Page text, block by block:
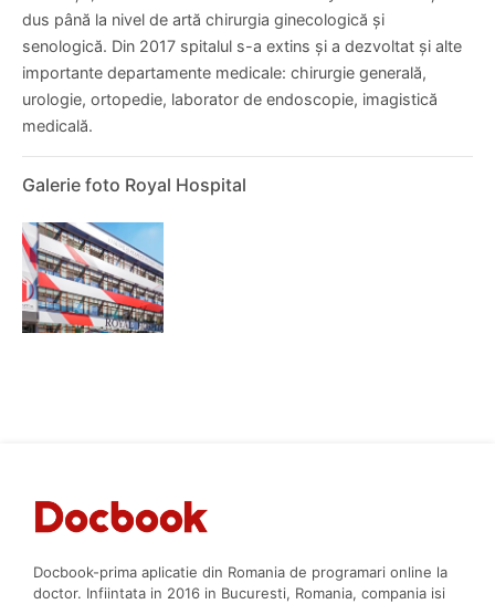
dus până la nivel de artă chirurgia ginecologică și
senologică. Din 2017 spitalul s-a extins și a dezvoltat și alte
importante departamente medicale: chirurgie generală,
urologie, ortopedie, laborator de endoscopie, imagistică
medicală.
Galerie foto Royal Hospital
Docbook-prima aplicatie din Romania de programari online la
doctor. Infiintata in 2016 in Bucuresti, Romania, compania isi